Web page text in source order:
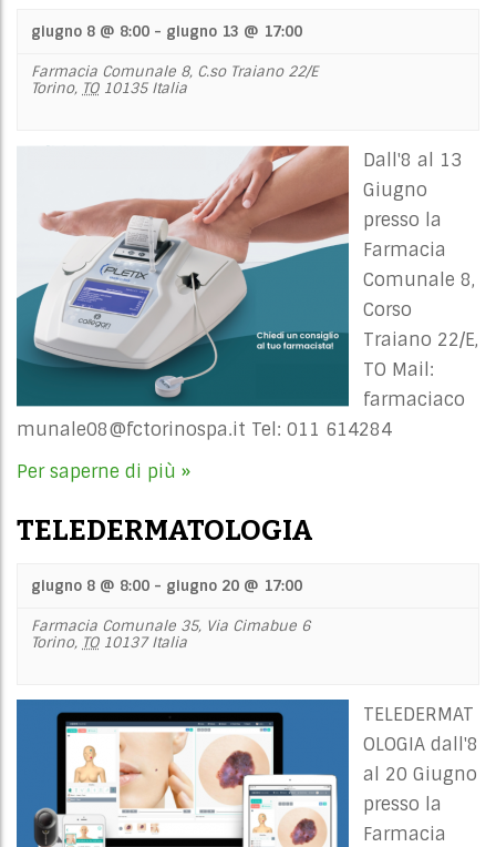
giugno 8 @ 8:00 - giugno 13 @ 17:00
Farmacia Comunale 8, C.so Traiano 22/E
Torino, TO 10135 Italia
Dall'8 al 13
Giugno
presso la
Farmacia
Comunale 8,
Corso
Traiano 22/E,
TO Mail:
farmaciaco
munale08@fctorinospa.it Tel: 011 614284
Per saperne di più »
TELEDERMATOLOGIA
giugno 8 @ 8:00 - giugno 20 @ 17:00
Farmacia Comunale 35, Via Cimabue 6
Torino, TO 10137 Italia
TELEDERMAT
OLOGIA dall'8
al 20 Giugno
presso la
Farmacia